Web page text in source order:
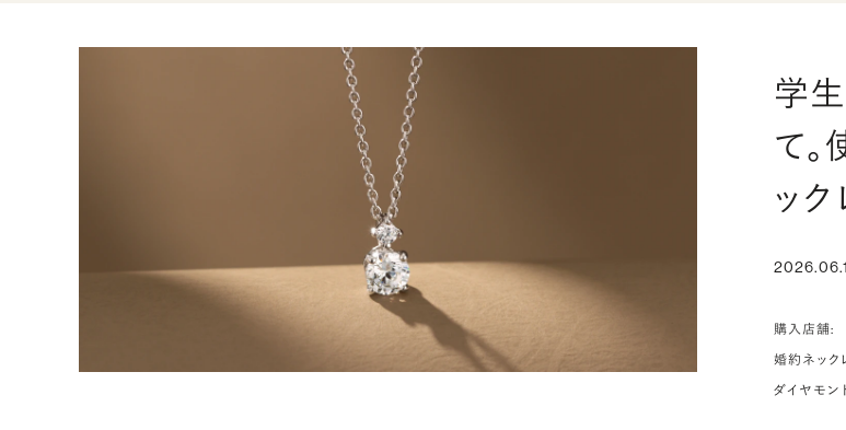
学
て
ック
購入店舗:
婚約ネック
ダイヤモン